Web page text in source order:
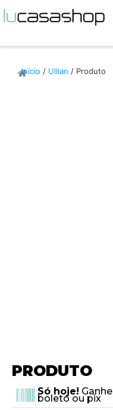
Início / Ullian / Produto
PRODUTO
Só hoje! Ganhe
boleto ou pix